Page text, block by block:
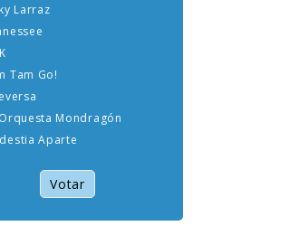
Larraz
Tam Go!
Mondragón
Aparte
Votar